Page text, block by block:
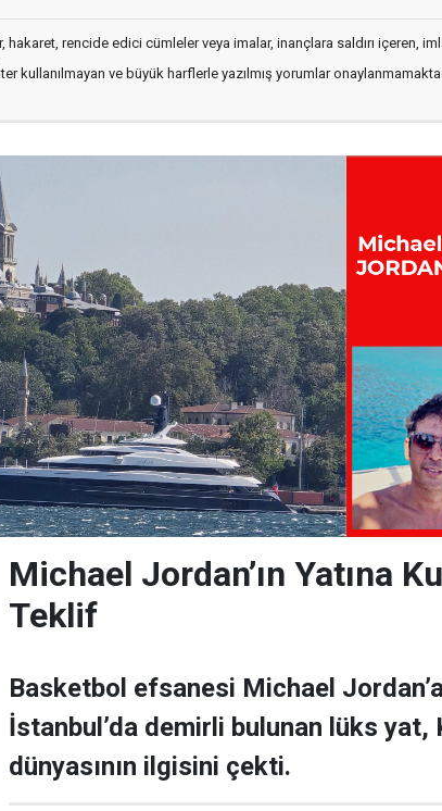
hakaret, rencide edici cümleler veya imalar, inançlara saldırı içeren,
kullanılmayan ve büyük harflerle yazılmış yorumlar
Michael Jordan’ın Yatına
Teklif
Basketbol efsanesi Michael
İstanbul’da demirli bulunan lüks yat,
dünyasının ilgisini çekti.